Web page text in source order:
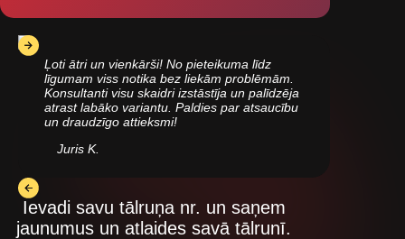
Ļoti ātri un vienkārši! No pieteikuma līdz
līgumam viss notika bez liekām problēmām.
Konsultanti visu skaidri izstāstīja un palīdzēja
atrast labāko variantu. Paldies par atsaucību
un draudzīgo attieksmi!
Juris K.
Ievadi savu tālruņa nr. un saņem
jaunumus un atlaides savā tālrunī.